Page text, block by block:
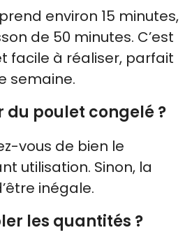
environ 15 minutes,
de 50 minutes. C’est
facile à réaliser, parfait
semaine.
du poulet congelé ?
vous de bien le
utilisation. Sinon, la
inégale.
les quantités ?